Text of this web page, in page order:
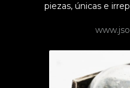
piezas, únicas e